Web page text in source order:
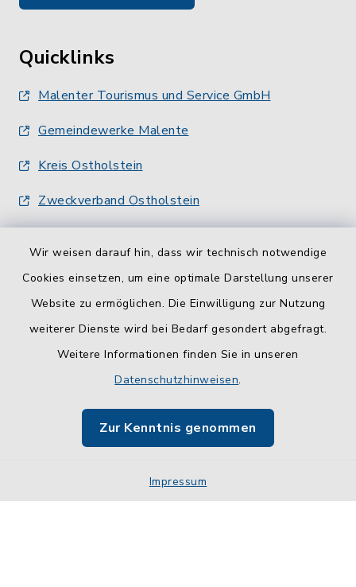
Wir weisen darauf hin, dass wir technisch notwendige
Cookies einsetzen, um eine optimale Darstellung unserer
Website zu ermöglichen. Die Einwilligung zur Nutzung
weiterer Dienste wird bei Bedarf gesondert abgefragt.
Weitere Informationen finden Sie in unseren
Datenschutzhinweisen.
Zur Kenntnis genommen
Impressum
Quicklinks
Malenter Tourismus und Service GmbH
Gemeindewerke Malente
Kreis Ostholstein
Zweckverband Ostholstein
Barrierefreiheit
Impressum
Sitemap